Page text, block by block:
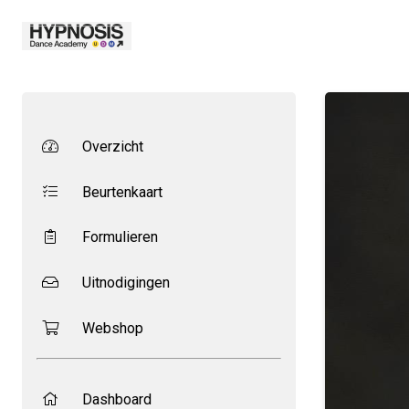
Overzicht
Beurtenkaart
Formulieren
Uitnodigingen
Webshop
Dashboard